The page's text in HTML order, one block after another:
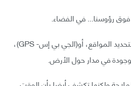
فوق رؤوسنا... في الفضاء.
وبالنظر إلى النظام العالمي لتحديد المواقع، أو(الجي بي إس- GPS)،
في مدار حول الأرض.